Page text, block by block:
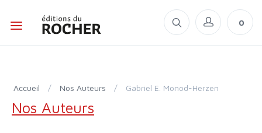
0
Accueil / Nos Auteurs / Gabriel E. Monod-Herzen
Nos Auteurs